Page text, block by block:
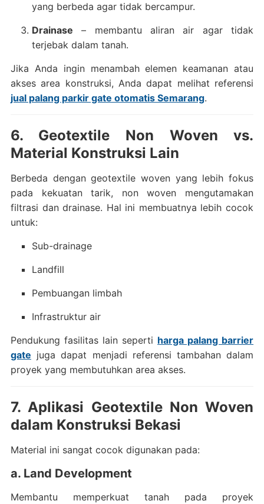
yang berbeda agar tidak bercampur.
Drainase – membantu aliran air agar tidak
terjebak dalam tanah.
Jika Anda ingin menambah elemen keamanan atau
akses area konstruksi, Anda dapat melihat referensi
jual palang parkir gate otomatis Semarang.
6. Geotextile Non Woven vs.
Material Konstruksi Lain
Berbeda dengan geotextile woven yang lebih fokus
pada kekuatan tarik, non woven mengutamakan
filtrasi dan drainase. Hal ini membuatnya lebih cocok
untuk:
Sub-drainage
Landfill
Pembuangan limbah
Infrastruktur air
Pendukung fasilitas lain seperti harga palang barrier
gate juga dapat menjadi referensi tambahan dalam
proyek yang membutuhkan area akses.
7. Aplikasi Geotextile Non Woven
dalam Konstruksi Bekasi
Material ini sangat cocok digunakan pada:
a. Land Development
Membantu memperkuat tanah pada proyek